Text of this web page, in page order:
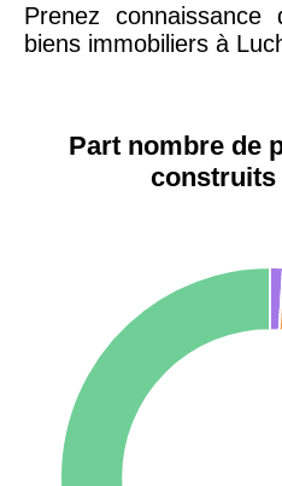
42000 - Saint-
75017 - Paris
11 454 €
arrondissement
83000 - Toulon
Prenez
biens immobiliers à
Part nombre de
construits